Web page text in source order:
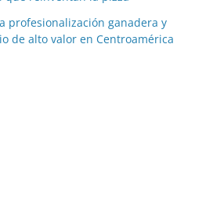
profesionalización ganadera y
de alto valor en Centroamérica